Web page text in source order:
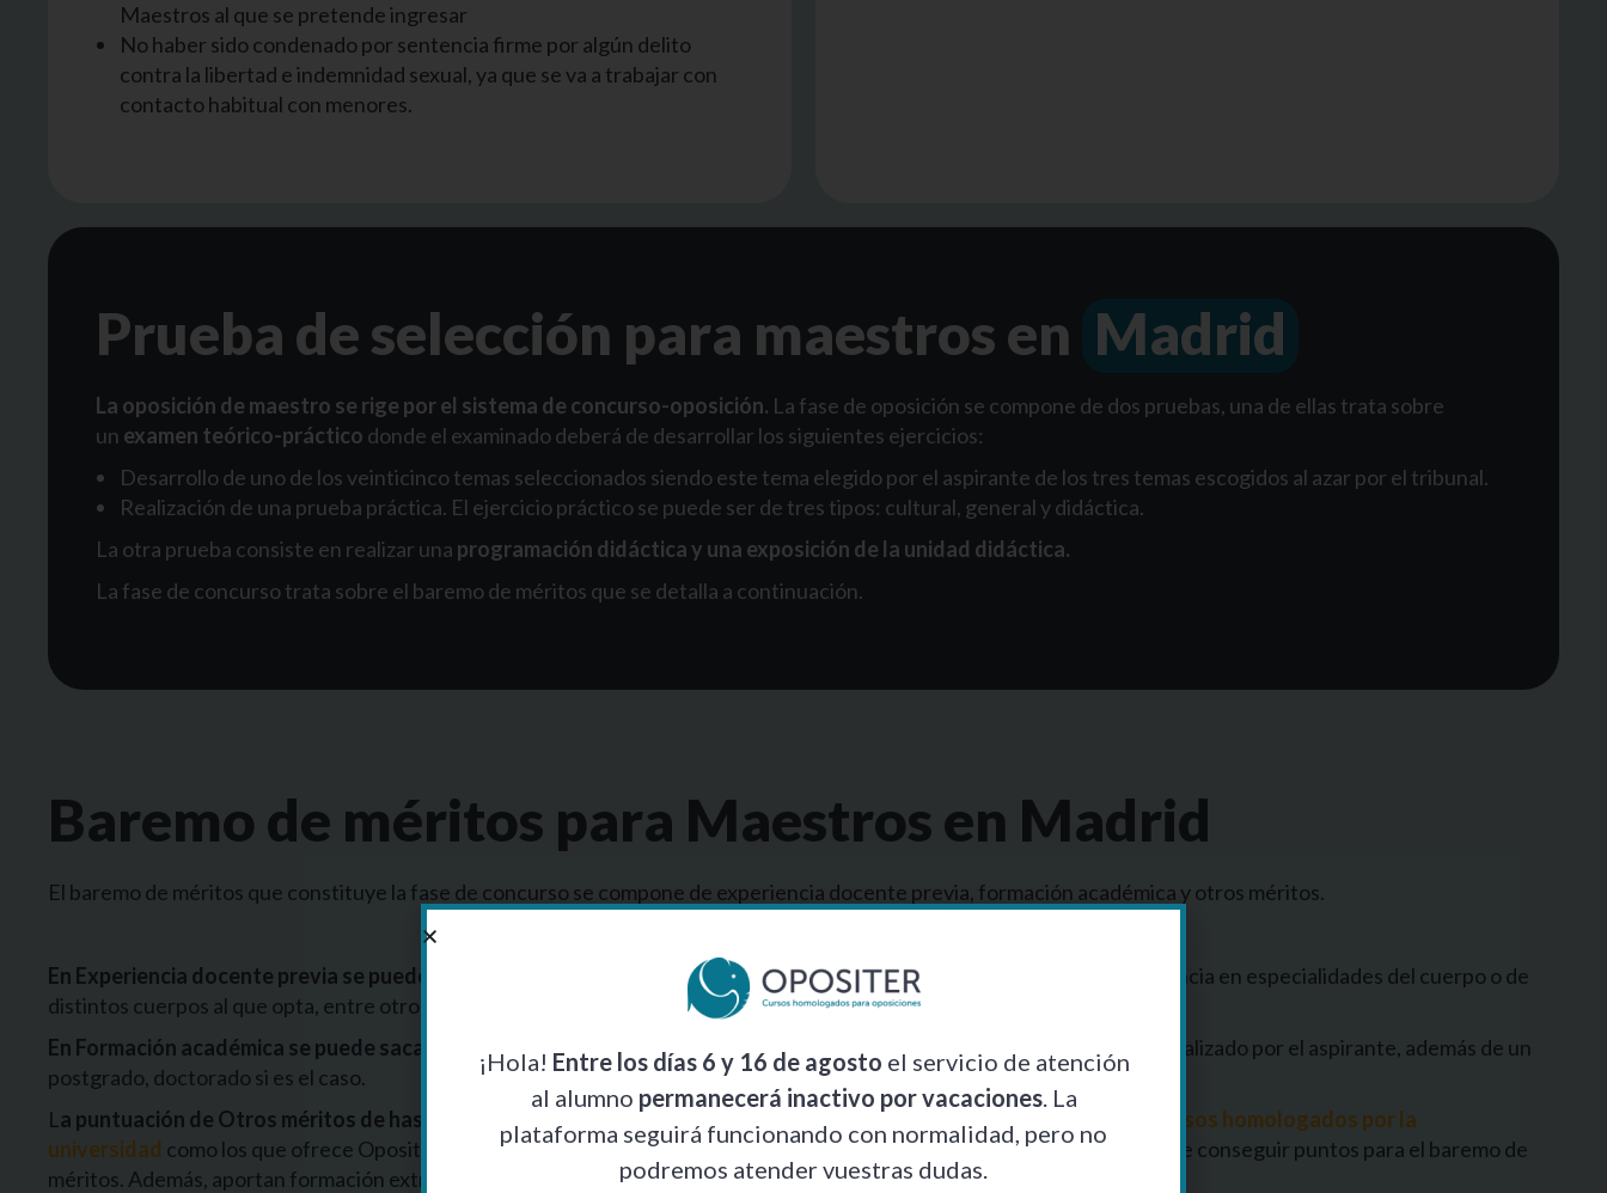
Maestros al que se pretende ingresar
No haber sido condenado por sentencia firme por algún delito
contra la libertad e indemnidad sexual, ya que se va a trabajar con
contacto habitual con menores.
Prueba de selección para maestros en Madrid
La oposición de maestro se rige por el sistema de concurso-oposición. La fase de oposición se compone de dos pruebas, una de ellas trata sobre
un examen teórico-práctico donde el examinado deberá de desarrollar los siguientes ejercicios:
Desarrollo de uno de los veinticinco temas seleccionados siendo este tema elegido por el aspirante de los tres temas escogidos al azar por el tribunal.
Realización de una prueba práctica. El ejercicio práctico se puede ser de tres tipos: cultural, general y didáctica.
La otra prueba consiste en realizar una programación didáctica y una exposición de la unidad didáctica.
La fase de concurso trata sobre el baremo de méritos que se detalla a continuación.
Baremo de méritos para Maestros en Madrid
El baremo de méritos que constituye la fase de concurso se compone de experiencia docente previa, formación académica y otros méritos.
En Experiencia docente previa se puede sacar hasta un máximo de 7 puntosdonde se valora si el aspirante tiene experiencia en especialidades del cuerpo o de
distintos cuerpos al que opta, entre otros.
En Formación académica se puede sacar hasta un máximo de 5 puntos
donde se valora la nota de expediente del grado realizado por el aspirante, además de un
postgrado, doctorado si es el caso.
L a puntuación de Otros méritos de hasta un máximo de 2 puntos se puede conseguir a través de la acreditación de
cursos homologados por la
universidad como los que ofrece Opositer. Éstos son cursos online, por lo que realizarlos es una manera cómoda y flexible de conseguir puntos para el baremo de
méritos. Además, aportan formación extra para el puesto de maestro en Madrid.
¡Hola! Entre los días 6 y 16 de agosto el servicio de atención
al alumno permanecerá inactivo por vacaciones. La
plataforma seguirá funcionando con normalidad, pero no
podremos atender vuestras dudas.